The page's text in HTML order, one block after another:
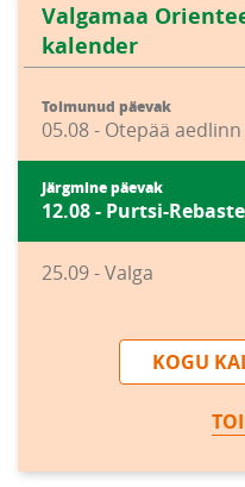
Valgamaa
kalender
Toimunud päevak
05.08 - Otepää aedlinn
Järgmine päevak
12.08 - Purtsi-
25.09 - Valga
KOGU